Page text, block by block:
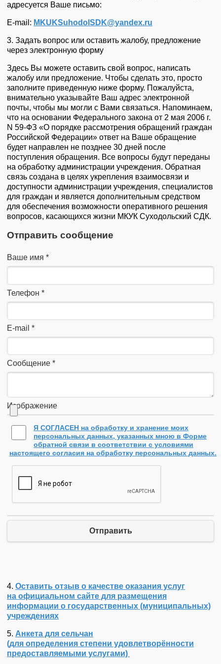
адресуется Ваше письмо:
E-mail: MKUKSuhodolSDK​@​yandex.ru
3. Задать вопрос или оставить жалобу, предложение
через электронную форму
Здесь Вы можете оставить свой вопрос, написать
жалобу или предложение. Чтобы сделать это, просто
заполните приведенную ниже форму. Пожалуйста,
внимательно указывайте Ваш адрес электронной
почты, чтобы мы могли с Вами связаться. Напоминаем,
что на основании Федерального закона от 2 мая 2006 г.
N 59-ФЗ «О порядке рассмотрения обращений граждан
Российской Федерации» ответ на Ваше обращение
будет направлен не позднее 30 дней после
поступления обращения. Все вопросы будут переданы
на обработку администрации учреждения. Обратная
связь создана в целях укрепления взаимосвязи и
доступности администрации учреждения, специалистов
для граждан и является дополнительным средством
для обеспечения возможности оперативного решения
вопросов, касающихся жизни МКУК Суходольский СДК.
Отправить сообщение
Ваше имя *
Телефон *
E-mail *
Сообщение *
Изображение
Я СОГЛАСЕН на обработку и хранение моих
персональных данных, указанных мною в Форме
обратной связи в соответствии с условиями
настоящего согласия на обработку персональных данных.
Отправить
4. Оставить отзыв о качестве оказания услуг
на официальном сайте для размещения
информации о государственных (муниципальных)
учреждениях
5. Анкета для сельчан
(для определения степени удовлетворённости
предоставляемыми услугами)